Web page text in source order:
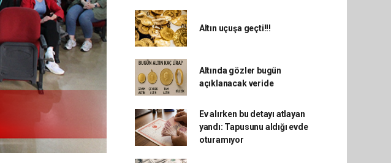
Altın uçuşa geçti!!!
Altında gözler bugün
açıklanacak veride
Ev alırken bu detayı atlayan
yandı: Tapusunu aldığı evde
oturamıyor